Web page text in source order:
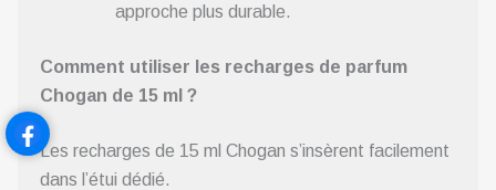
approche plus durable.
Comment utiliser les recharges de parfum
Chogan de 15 ml ?
Les recharges de 15 ml Chogan s’insèrent facilement
dans l’étui dédié.